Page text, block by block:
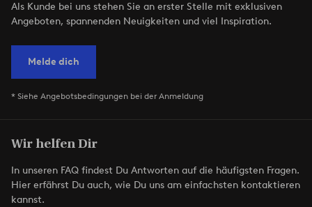
Als Kunde bei uns stehen Sie an erster Stelle mit exklusiven
Angeboten, spannenden Neuigkeiten und viel Inspiration.
Melde dich
* Siehe Angebotsbedingungen bei der Anmeldung
Wir helfen Dir
In unseren FAQ findest Du Antworten auf die häufigsten Fragen.
Hier erfährst Du auch, wie Du uns am einfachsten kontaktieren
kannst.